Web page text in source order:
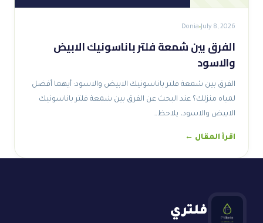
July 8, 2026
Donia
الفرق بين شمعة فلتر باناسونيك الابيض
والاسود
الفرق بين شمعة فلتر باناسونيك الابيض والاسود: أيهما أفضل
لمياه منزلك؟ عند البحث عن الفرق بين شمعة فلتر باناسونيك
الابيض والاسود، يلاحظ…
اقرأ المقال ←
فلتري